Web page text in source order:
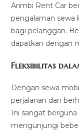
Arimbi Rent Car
pengalaman sewa
bagi pelanggan.
dapatkan dengan
Fleksibilitas
Dengan sewa
perjalanan dan
Ini sangat
mengunjungi